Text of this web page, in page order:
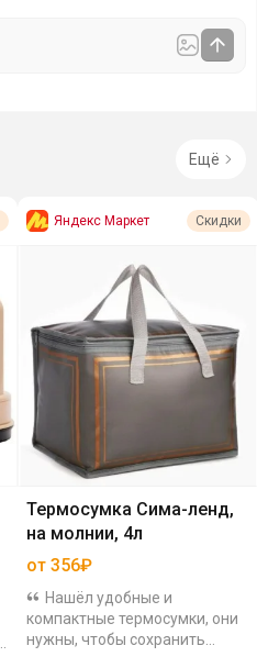
Ещё
Яндекс Маркет Скидки
Термосумка Сима-ленд,
на молнии, 4л
от 356₽
Нашёл удобные и
компактные термосумки, они
нужны, чтобы сохранить